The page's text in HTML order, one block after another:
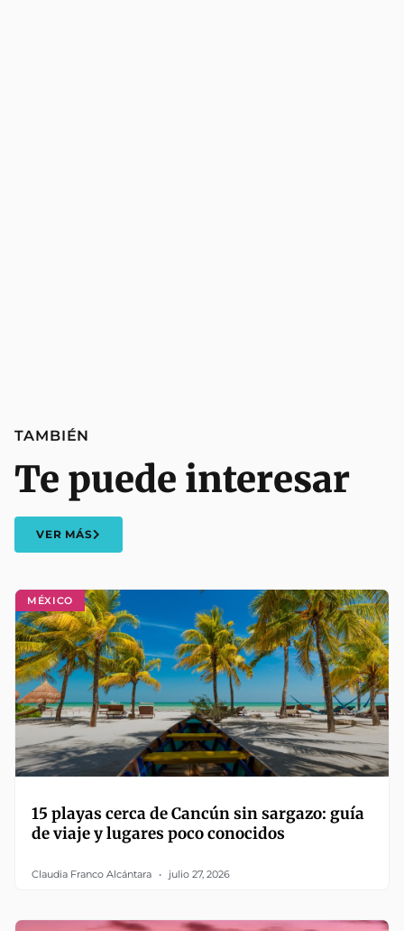
MÉXICO
15 playas cerca de Cancún sin sargazo: guía
de viaje y lugares poco conocidos
Claudia Franco Alcántara julio 27, 2026
TAMBIÉN
Te puede interesar
VER MÁS